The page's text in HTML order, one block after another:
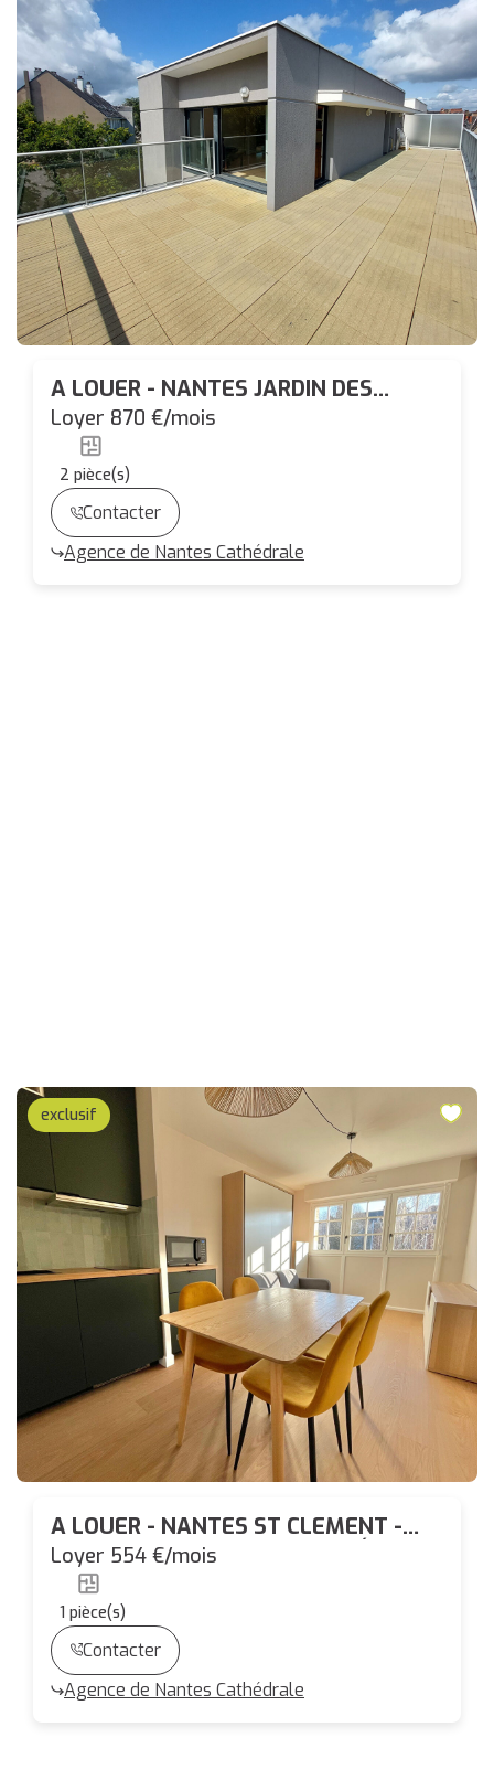
A LOUER - NANTES JARDIN DES
PLANTES - Appartement 2 pièces
NON MEUBLE de 56.05 m²
Loyer 870 €/mois
2 pièce(s)
Contacter
Agence de Nantes Cathédrale
exclusif
A LOUER - NANTES ST CLEMENT -
Studio ENTIEREMENT MEUBLÉ de
22,39 m²
Loyer 554 €/mois
1 pièce(s)
Contacter
Agence de Nantes Cathédrale